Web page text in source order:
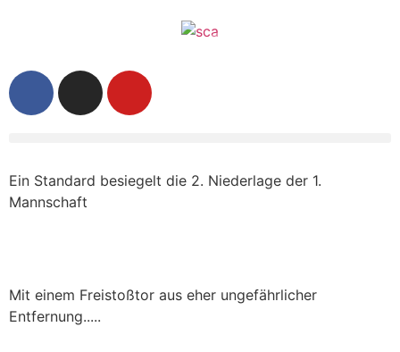
Ein Standard besiegelt die 2. Niederlage der 1.
Mannschaft
Mit einem Freistoßtor aus eher ungefährlicher
Entfernung.....